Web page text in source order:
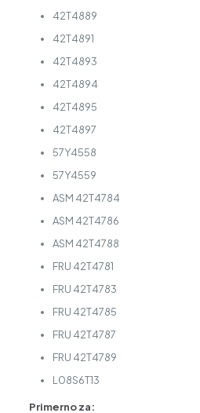
42T4889
42T4891
42T4893
42T4894
42T4895
42T4897
57Y4558
57Y4559
ASM 42T4784
ASM 42T4786
ASM 42T4788
FRU 42T4781
FRU 42T4783
FRU 42T4785
FRU 42T4787
FRU 42T4789
L08S6T13
Primerno za: